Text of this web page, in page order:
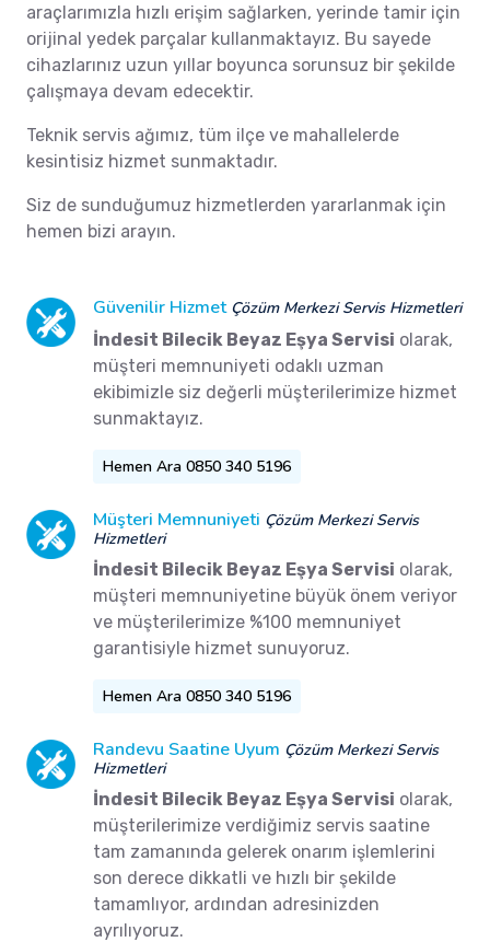
araçlarımızla hızlı erişim sağlarken, yerinde tamir için
orijinal yedek parçalar kullanmaktayız. Bu sayede
cihazlarınız uzun yıllar boyunca sorunsuz bir şekilde
çalışmaya devam edecektir.
Teknik servis ağımız, tüm ilçe ve mahallelerde
kesintisiz hizmet sunmaktadır.
Siz de sunduğumuz hizmetlerden yararlanmak için
hemen bizi arayın.
Güvenilir Hizmet Çözüm Merkezi Servis Hizmetleri
İndesit Bilecik Beyaz Eşya Servisi olarak,
müşteri memnuniyeti odaklı uzman
ekibimizle siz değerli müşterilerimize hizmet
sunmaktayız.
Hemen Ara 0850 340 5196
Müşteri Memnuniyeti Çözüm Merkezi Servis
Hizmetleri
İndesit Bilecik Beyaz Eşya Servisi olarak,
müşteri memnuniyetine büyük önem veriyor
ve müşterilerimize %100 memnuniyet
garantisiyle hizmet sunuyoruz.
Hemen Ara 0850 340 5196
Randevu Saatine Uyum Çözüm Merkezi Servis
Hizmetleri
İndesit Bilecik Beyaz Eşya Servisi olarak,
müşterilerimize verdiğimiz servis saatine
tam zamanında gelerek onarım işlemlerini
son derece dikkatli ve hızlı bir şekilde
tamamlıyor, ardından adresinizden
ayrılıyoruz.